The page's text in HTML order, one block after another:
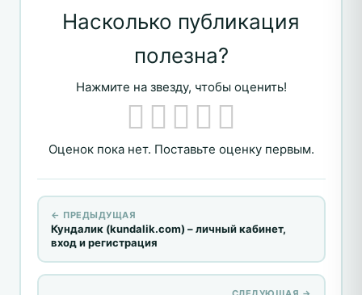
Насколько публикация
полезна?
Нажмите на звезду, чтобы оценить!
Оценок пока нет. Поставьте оценку первым.
← ПРЕДЫДУЩАЯ
Кундалик (kundalik.com) – личный кабинет,
вход и регистрация